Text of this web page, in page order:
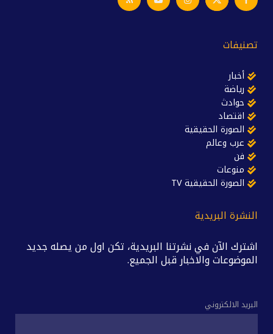
تصنيفات
أخبار
رياضة
حوادث
اقتصاد
الصورة الحقيقية
عرب وعالم
فن
منوعات
الصورة الحقيقية TV
النشرة البريدية
اشترك الآن في نشرتنا البريدية، تكن اول من يصله جديد
الموضوعات والاخبار قبل الجميع.
البريد الالكتروني